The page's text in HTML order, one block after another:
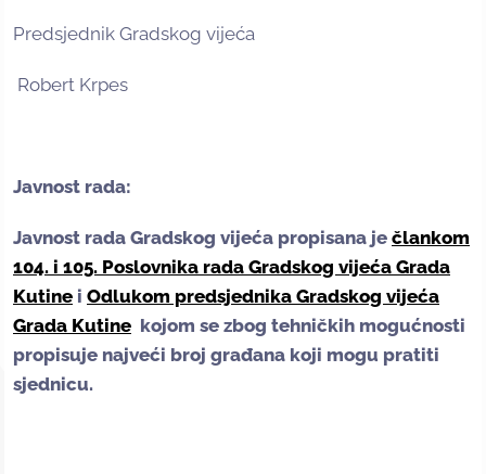
Predsjednik Gradskog vijeća
Robert Krpes
Javnost rada:
Javnost rada Gradskog vijeća propisana je člankom
104. i 105. Poslovnika rada Gradskog vijeća Grada
Kutine i Odlukom predsjednika Gradskog vijeća
Grada Kutine kojom se zbog tehničkih mogućnosti
propisuje najveći broj građana koji mogu pratiti
sjednicu.